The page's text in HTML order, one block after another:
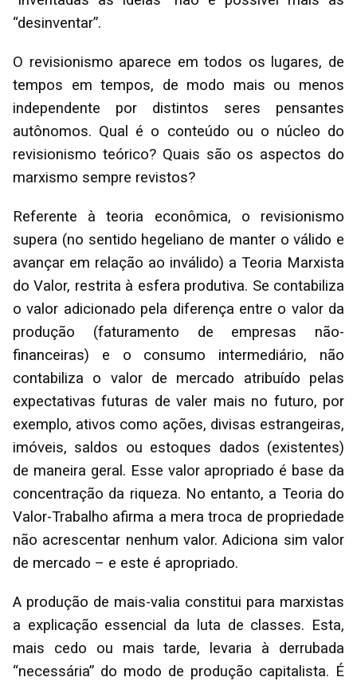
“desinventar”.
O revisionismo aparece em todos os lugares, de
tempos em tempos, de modo mais ou menos
independente por distintos seres pensantes
autônomos. Qual é o conteúdo ou o núcleo do
revisionismo teórico? Quais são os aspectos do
marxismo sempre revistos?
Referente à teoria econômica, o revisionismo
supera (no sentido hegeliano de manter o válido e
avançar em relação ao inválido) a Teoria Marxista
do Valor, restrita à esfera produtiva. Se contabiliza
o valor adicionado pela diferença entre o valor da
produção (faturamento de empresas não-
financeiras) e o consumo intermediário, não
contabiliza o valor de mercado atribuído pelas
expectativas futuras de valer mais no futuro, por
exemplo, ativos como ações, divisas estrangeiras,
imóveis, saldos ou estoques dados (existentes)
de maneira geral. Esse valor apropriado é base da
concentração da riqueza. No entanto, a Teoria do
Valor-Trabalho afirma a mera troca de propriedade
não acrescentar nenhum valor. Adiciona sim valor
de mercado – e este é apropriado.
A produção de mais-valia constitui para marxistas
a explicação essencial da luta de classes. Esta,
mais cedo ou mais tarde, levaria à derrubada
“necessária” do modo de produção capitalista. É